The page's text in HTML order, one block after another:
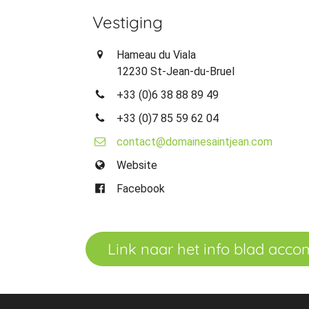
Vestiging
Hameau du Viala
12230 St-Jean-du-Bruel
+33 (0)6 38 88 89 49
+33 (0)7 85 59 62 04
contact@domainesaintjean.com
Website
Facebook
Link naar het info blad